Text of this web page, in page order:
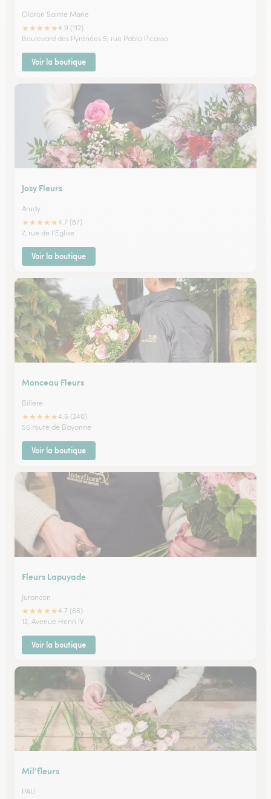
Oloron Sainte Marie
★★★★★4.9 (112)
Boulevard des Pyrénées 5, rue Pablo Picasso
Voir la boutique
Josy Fleurs
Arudy
★★★★★4.7 (87)
7, rue de l'Eglise
Voir la boutique
Monceau Fleurs
Billere
★★★★★4.5 (240)
56 route de Bayonne
Voir la boutique
Fleurs Lapuyade
Jurancon
★★★★★4.7 (66)
12, Avenue Henri IV
Voir la boutique
Mil’fleurs
PAU